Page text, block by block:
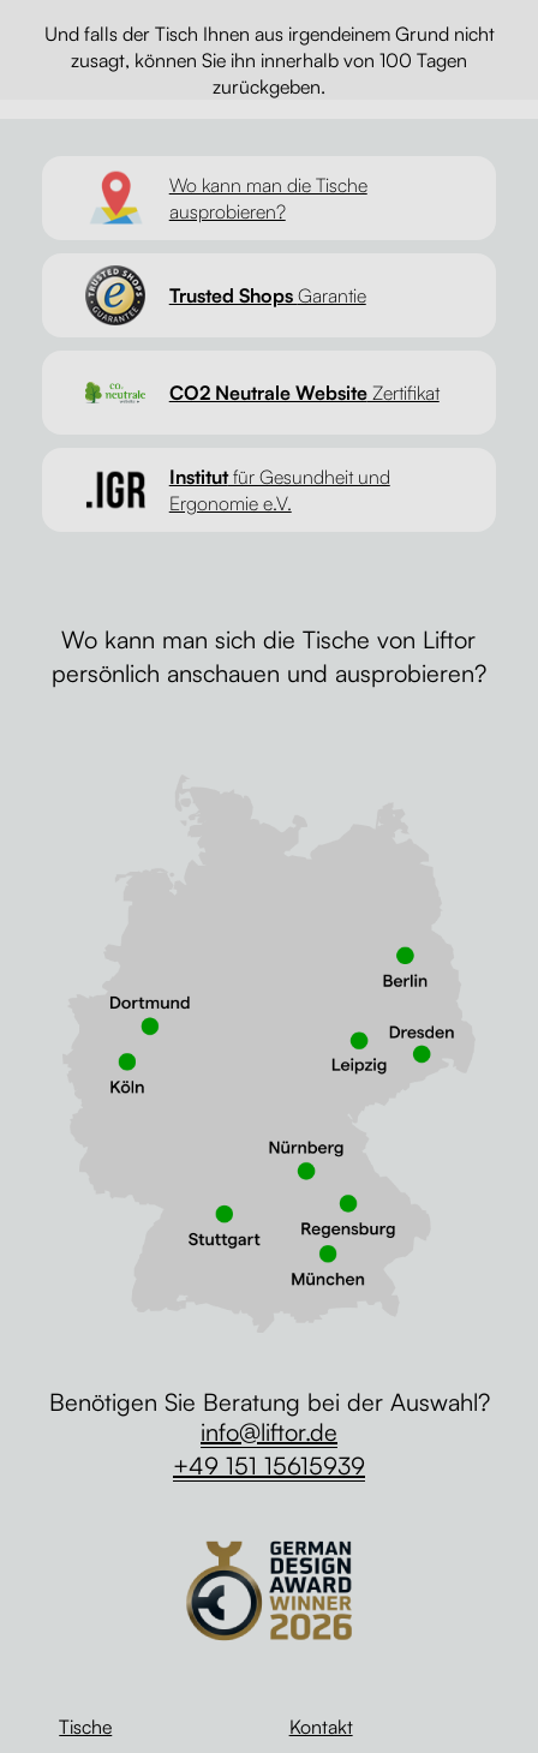
Und falls der Tisch Ihnen aus irgendeinem Grund nicht
zusagt, können Sie ihn innerhalb von 100 Tagen
zurückgeben.
Wo kann man die Tische
ausprobieren?
Trusted Shops Garantie
CO2 Neutrale WebsiteZertifikat
Institutfür Gesundheit und
Ergonomie e.V.
Wo kann man sich die Tische von Liftor
persönlich anschauen und ausprobieren?
Tische
Kontakt
Benötigen Sie Beratung bei der Auswahl?
info@liftor.de
+49 151 15615939